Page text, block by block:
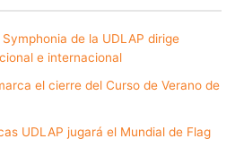
de la UDLAP dirige
e internacional
el cierre del Curso de Verano de
UDLAP jugará el Mundial de Flag